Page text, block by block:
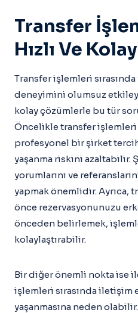
Transfer
Hızlı Ve
Transfer işlemleri
deneyimini olumsuz
kolay çözümlerle bu tür
Öncelikle transfer
profesyonel bir şirket
yaşanma riskini azaltabilir.
yorumlarını ve
yapmak önemlidir. Ayrıca,
önce rezervasyonunuzu
önceden belirlemek,
kolaylaştırabilir.
Bir diğer önemli nokta ise
işlemleri sırasında iletişim
yaşanmasına neden